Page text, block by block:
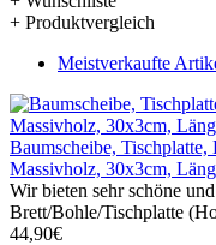
+ Produktvergleich
Meistverkaufte
Baumscheibe,
Massivholz, 30x3cm,
Wir bieten sehr schöne
Brett/Bohle/Tischplatte
44,90€